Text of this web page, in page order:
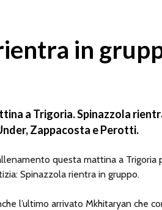
in
a Trigoria. Spinazzola
Zappacosta e Perotti.
questa mattina a Trigoria
Spinazzola rientra in gruppo.
l’ultimo arrivato Mkhitaryan che